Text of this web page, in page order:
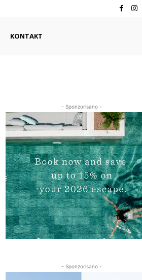
KONTAKT
- Sponzorisano -
- Sponzorisano -